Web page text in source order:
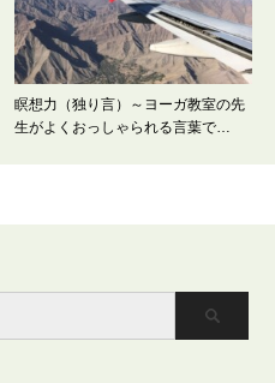
瞑想力（独り言）～ヨーガ教室の先
生がよくおっしゃられる言葉で…